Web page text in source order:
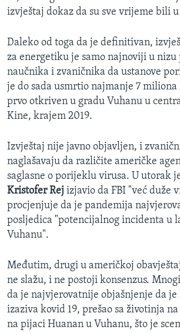
izvještaj dokaz da su sve vrijeme bili
Daleko od toga da je definitivan,
za energetiku je samo najnoviji u nizu
naučnika i zvaničnika da ustanove
je do sada usmrtio najmanje 7
prvo otkriven u gradu Vuhanu u
Kine, krajem 2019.
Izvještaj nije javno objavljen, i
naglašavaju da različite američke
saglasne o porijeklu virusa. U utorak
Kristofer Rej izjavio da FBI "već duže
procjenjuje da je pandemija
posljedica "potencijalnog incidenta u
Vuhanu".
Međutim, drugi u američkoj
ne slažu, i ne postoji konsenzus.
da je najvjerovatnije objašnjenje da
izaziva kovid 19, prešao sa životinja
na pijaci Huanan u Vuhanu, što je